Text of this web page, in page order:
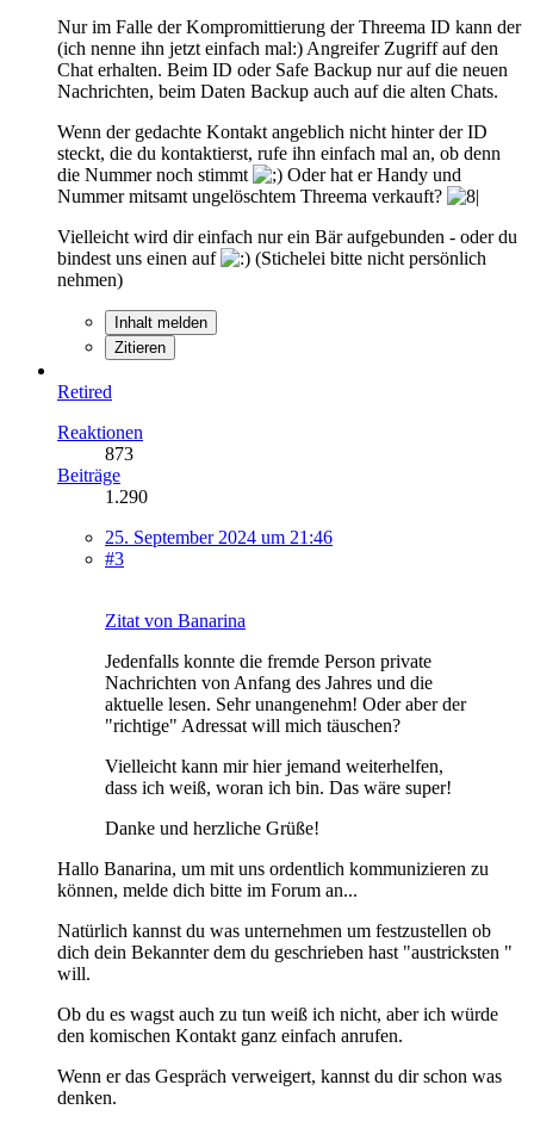
Nur im Falle der Kompromittierung der Threema ID kann der
(ich nenne ihn jetzt einfach mal:) Angreifer Zugriff auf den
Chat erhalten. Beim ID oder Safe Backup nur auf die neuen
Nachrichten, beim Daten Backup auch auf die alten Chats.
Wenn der gedachte Kontakt angeblich nicht hinter der ID
steckt, die du kontaktierst, rufe ihn einfach mal an, ob denn
die Nummer noch stimmt
Oder hat er Handy und
Nummer mitsamt ungelöschtem Threema verkauft?
Vielleicht wird dir einfach nur ein Bär aufgebunden - oder du
bindest uns einen auf
(Stichelei bitte nicht persönlich
nehmen)
Inhalt melden
Zitieren
Retired
Reaktionen
873
Beiträge
1.290
25. September 2024 um 21:46
#3
Zitat von Banarina
Jedenfalls konnte die fremde Person private
Nachrichten von Anfang des Jahres und die
aktuelle lesen. Sehr unangenehm! Oder aber der
"richtige" Adressat will mich täuschen?
Vielleicht kann mir hier jemand weiterhelfen,
dass ich weiß, woran ich bin. Das wäre super!
Danke und herzliche Grüße!
Hallo Banarina, um mit uns ordentlich kommunizieren zu
können, melde dich bitte im Forum an...
Natürlich kannst du was unternehmen um festzustellen ob
dich dein Bekannter dem du geschrieben hast "austricksten "
will.
Ob du es wagst auch zu tun weiß ich nicht, aber ich würde
den komischen Kontakt ganz einfach anrufen.
Wenn er das Gespräch verweigert, kannst du dir schon was
denken.